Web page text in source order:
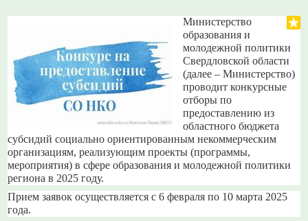
Министерство
образования и
молодежной политики
Свердловской области
(далее – Министерство)
проводит конкурсные
отборы по
предоставлению из
областного бюджета
субсидий социально ориентированным некоммерческим
организациям, реализующим проекты (программы,
мероприятия) в сфере образования и молодежной политики
региона в 2025 году.
Прием заявок осуществляется с 6 февраля по 10 марта 2025
года.